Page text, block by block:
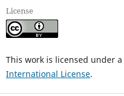
License
This work is licensed under a
International License.